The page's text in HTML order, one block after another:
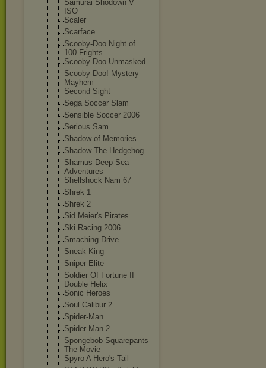
Samurai Shodown V
ISO
Scaler
Scarface
Scooby-Doo Night of
100 Frights
Scooby-Doo Unmasked
Scooby-Doo! Mystery
Mayhem
Second Sight
Sega Soccer Slam
Sensible Soccer 2006
Serious Sam
Shadow of Memories
Shadow The Hedgehog
Shamus Deep Sea
Adventures
Shellshock Nam 67
Shrek 1
Shrek 2
Sid Meier's Pirates
Ski Racing 2006
Smaching Drive
Sneak King
Sniper Elite
Soldier Of Fortune II
Double Helix
Sonic Heroes
Soul Calibur 2
Spider-Man
Spider-Man 2
Spongebob Squarepants
The Movie
Spyro A Hero's Tail